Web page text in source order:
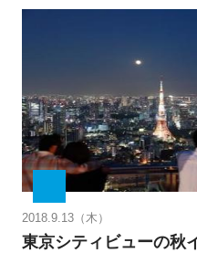
2018.9.13（木）
東京シティビューの秋